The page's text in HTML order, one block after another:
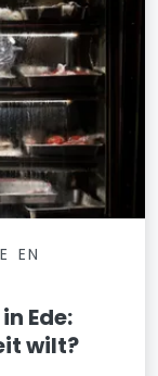
EN
Ede:
wilt?